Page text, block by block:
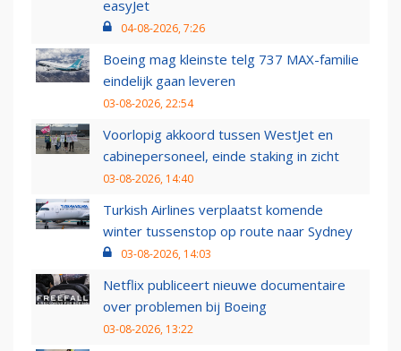
easyJet
04-08-2026, 7:26
Boeing mag kleinste telg 737 MAX-familie
eindelijk gaan leveren
03-08-2026, 22:54
Voorlopig akkoord tussen WestJet en
cabinepersoneel, einde staking in zicht
03-08-2026, 14:40
Turkish Airlines verplaatst komende
winter tussenstop op route naar Sydney
03-08-2026, 14:03
Netflix publiceert nieuwe documentaire
over problemen bij Boeing
03-08-2026, 13:22